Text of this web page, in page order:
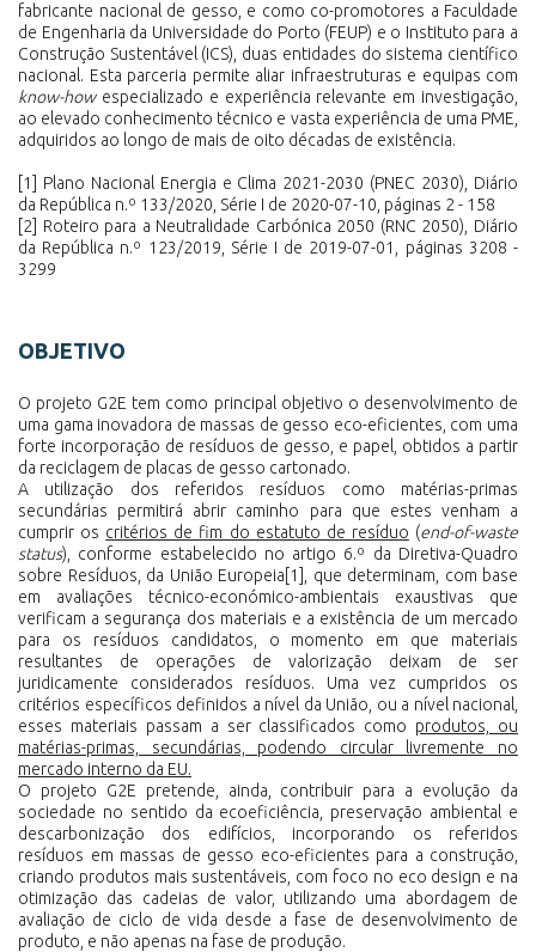
fabricante nacional de gesso, e como co-promotores a Faculdade
de Engenharia da Universidade do Porto (FEUP) e o Instituto para a
Construção Sustentável (ICS), duas entidades do sistema científico
nacional. Esta parceria permite aliar infraestruturas e equipas com
know-howespecializado e experiência relevante em investigação,
ao elevado conhecimento técnico e vasta experiência de uma PME,
adquiridos ao longo de mais de oito décadas de existência.
[1] Plano Nacional Energia e Clima 2021-2030 (PNEC 2030), Diário
da República n.º 133/2020, Série I de 2020-07-10 , páginas 2 - 158
[2]
Roteiro para a Neutralidade Carbónica 2050 (RNC 2050), Diário
da República n.º 123/2019, Série I de 2019-07-01
, páginas 3208 -
3299
OBJETIVO
O projeto G2E tem como principal objetivo o desenvolvimento de
uma gama inovadora de massas de gesso eco-eficientes, com uma
forte incorporação de resíduos de gesso, e papel, obtidos a partir
da reciclagem de placas de gesso cartonado.
A utilização dos referidos resíduos como matérias-primas
secundárias permitirá abrir caminho para que estes venham a
cumprir os critérios de fim do estatuto de resíduo (end-of-waste
status), conforme estabelecido no artigo 6.º da Diretiva-Quadro
sobre Resíduos, da União Europeia [1]
, que determinam, com base
em avaliações técnico-económico-ambientais exaustivas que
verificam a segurança dos materiais e a existência de um mercado
para os resíduos candidatos, o momento em que materiais
resultantes de operações de valorização deixam de ser
juridicamente considerados resíduos. Uma vez cumpridos os
critérios específicos definidos a nível da União, ou a nível nacional,
esses materiais passam a ser classificados como produtos, ou
matérias-primas, secundárias, podendo circular livremente no
mercado interno da EU.
O projeto G2E pretende, ainda, contribuir para a evolução da
sociedade no sentido da ecoeficiência, preservação ambiental e
descarbonização dos edifícios, incorporando os referidos
resíduos em massas de gesso eco-eficientes para a construção,
criando produtos mais sustentáveis, com foco no eco design e na
otimização das cadeias de valor, utilizando uma abordagem de
avaliação de ciclo de vida desde a fase de desenvolvimento de
produto, e não apenas na fase de produção.